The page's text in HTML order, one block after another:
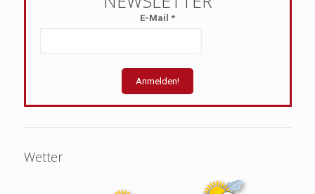
E-Mail *
Wetter